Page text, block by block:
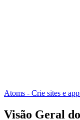
Atoms - Crie sites e
Visão Geral